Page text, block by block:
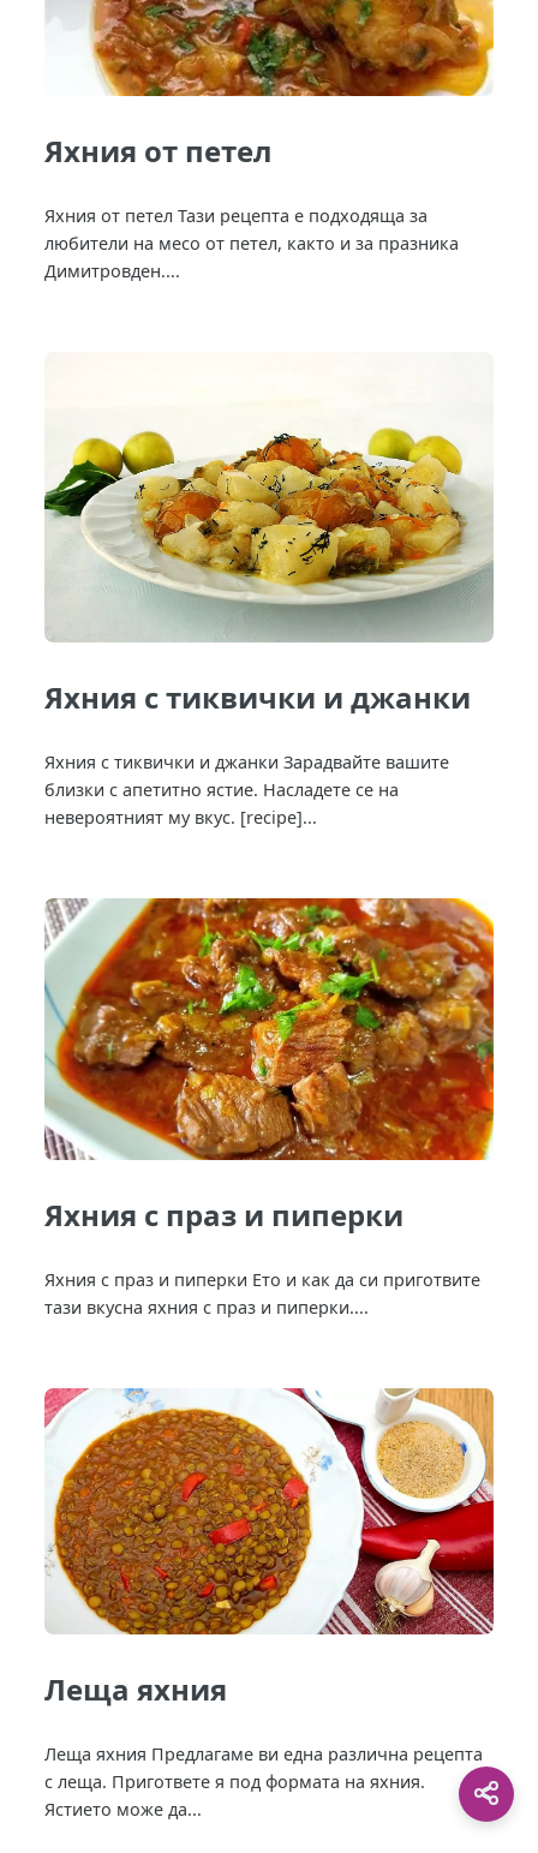
Яхния от петел
Яхния от петел Тази рецепта е подходяща за
любители на месо от петел, както и за празника
Димитровден....
Яхния с тиквички и джанки
Яхния с тиквички и джанки Зарадвайте вашите
близки с апетитно ястие. Насладете се на
невероятният му вкус. [recipe]...
Яхния с праз и пиперки
Яхния с праз и пиперки Ето и как да си приготвите
тази вкусна яхния с праз и пиперки....
Леща яхния
Леща яхния Предлагаме ви една различна рецепта
с леща. Пригответе я под формата на яхния.
Ястието може да...